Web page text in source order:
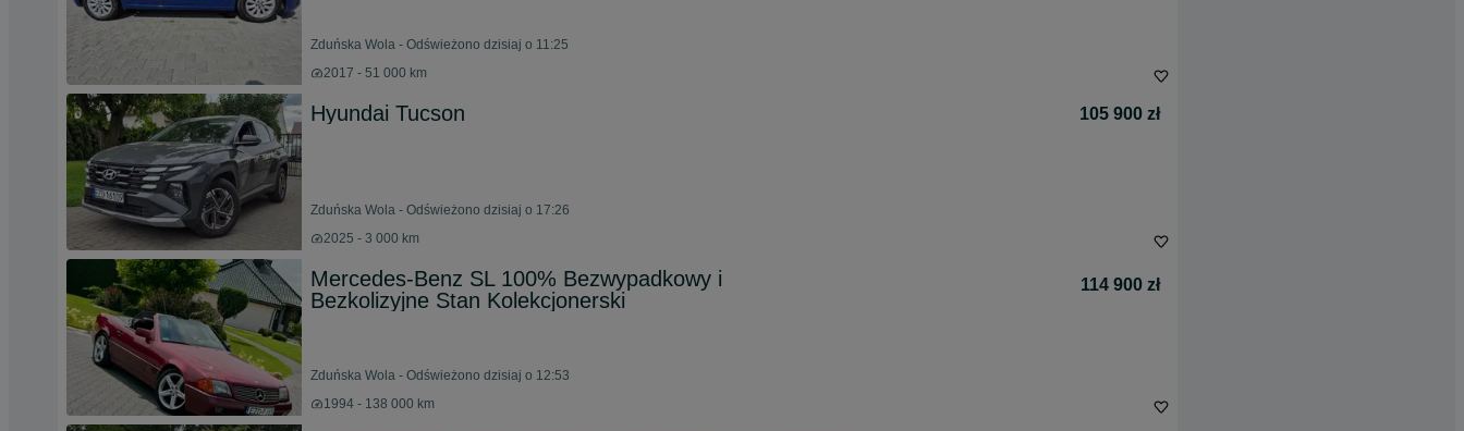
Zduńska Wola - Odświeżono dzisiaj o 11:25
2017 - 51 000 km
Hyundai Tucson 105 900 zł
Zduńska Wola - Odświeżono dzisiaj o 17:26
2025 - 3 000 km
Mercedes-Benz SL 100% Bezwypadkowy i
Bezkolizyjne Stan Kolekcjonerski
114 900 zł
Zduńska Wola - Odświeżono dzisiaj o 12:53
1994 - 138 000 km